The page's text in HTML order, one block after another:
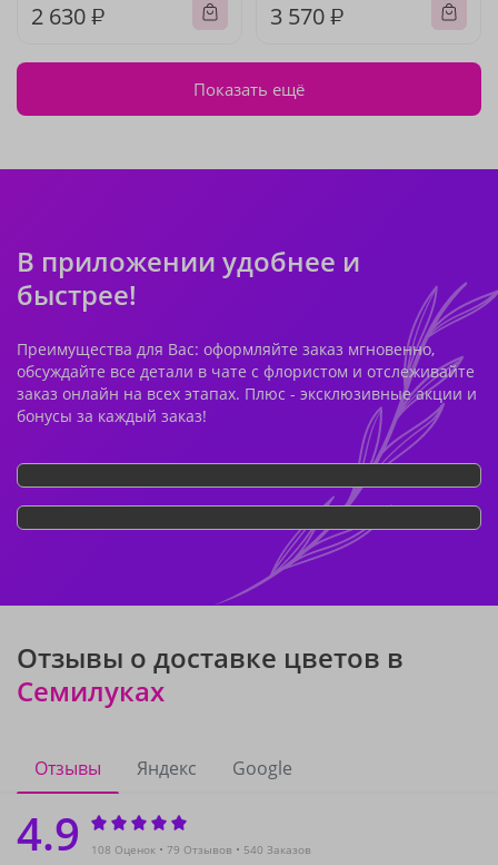
2 630 ₽ 3 570 ₽
Показать ещё
В приложении удобнее и
быстрее!
Преимущества для Вас: оформляйте заказ мгновенно,
обсуждайте все детали в чате с флористом и отслеживайте
заказ онлайн на всех этапах. Плюс - эксклюзивные акции и
бонусы за каждый заказ!
Отзывы о доставке цветов в
Семилуках
Отзывы Яндекс Google
4.9 108 Оценок 79 Отзывов 540 Заказов